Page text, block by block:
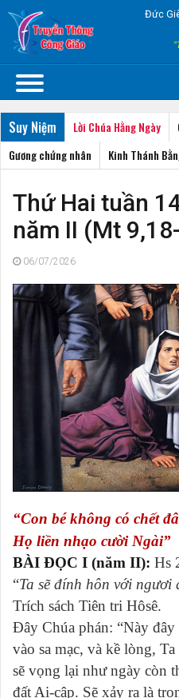
Đức
Suy Niệm Lời Chúa Hằng Ngày
Gương chứng nhân
Kinh Thánh
Thứ Hai tuần
năm II (Mt
06/07/2026
“Con bé không có chết
Họ liền nhạo cười Ngài”
BÀI ĐỌC I (năm II): Hs
“Ta sẽ đính hôn với ngươi
Trích sách Tiên tri Hôsê.
Ðây Chúa phán: “Này
vào sa mạc, và kề lòng,
sẽ vọng lại như ngày còn
đất Ai-cập. Sẽ xảy ra là